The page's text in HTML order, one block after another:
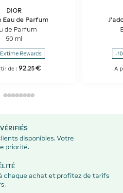
DIOR
Eau de Parfum
de Parfum
50 ml
Extime Rewards
de : 92,25€
-
A
disponibles. Votre
priorité.
chaque achat et profitez de tarifs